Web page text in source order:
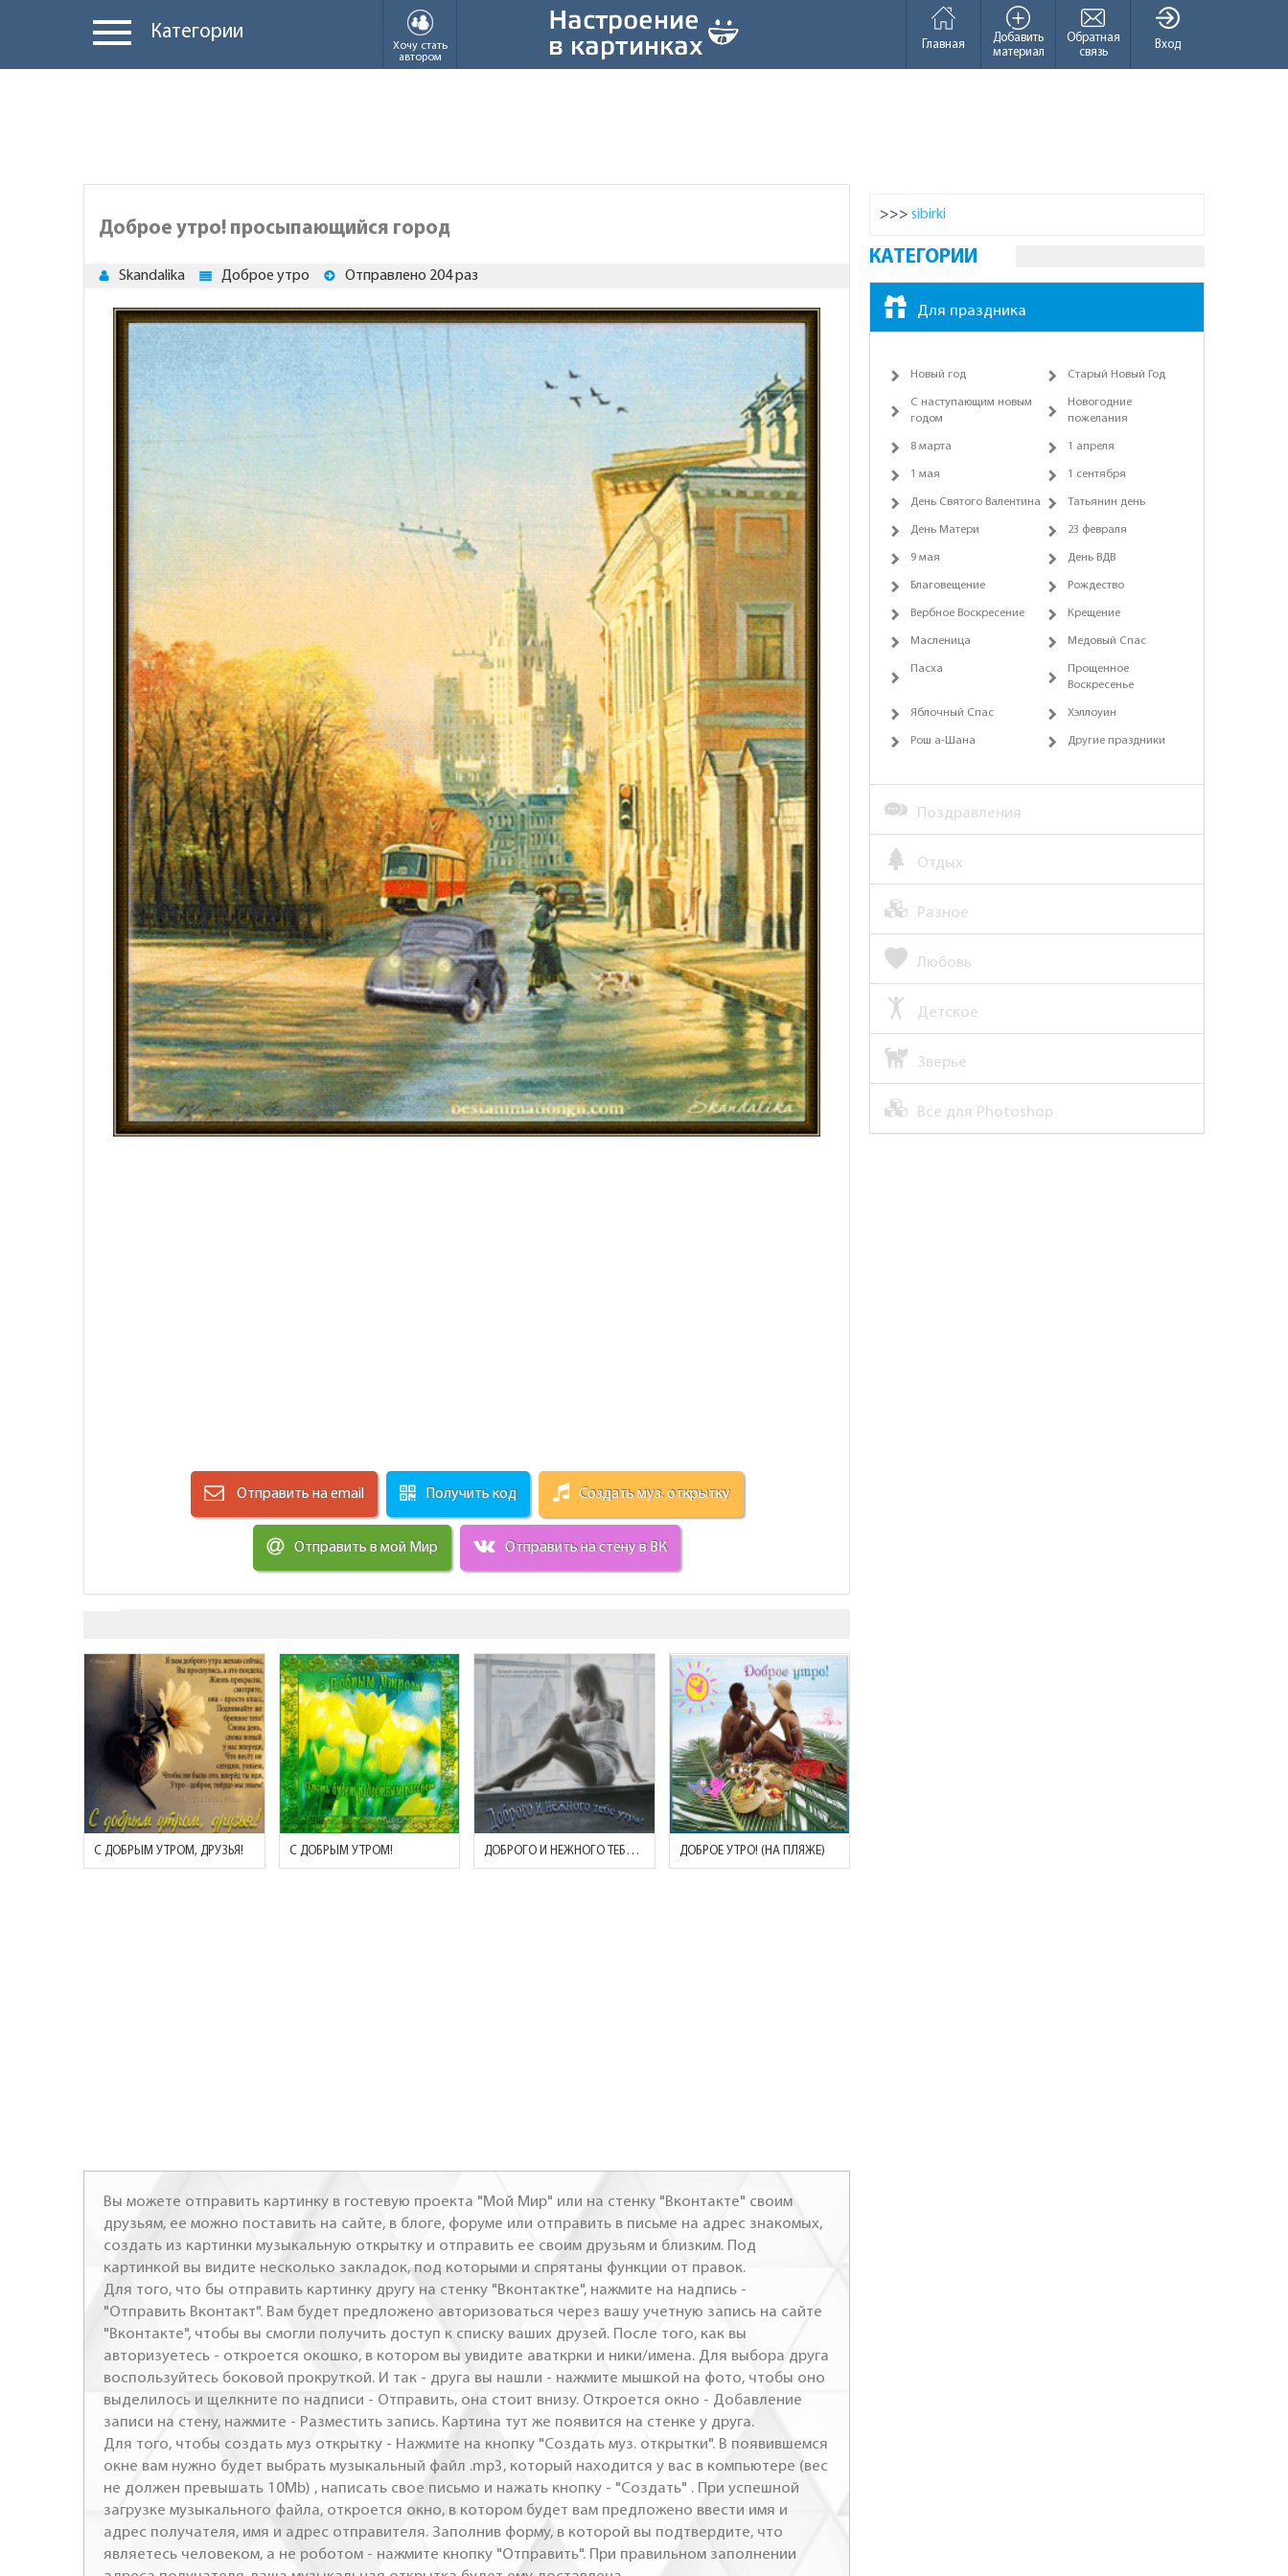
Категории
Хочу стать
автором
Вход
Обратная
связь
Добавить
материал
Главная
Доброе утро! просыпающийся город
Skandalika Доброе утро Отправлено 204 раз
Отправить на email Получить код Создать муз. открытку
Отправить в мой Мир Отправить на стену в ВК
С ДОБРЫМ УТРОМ, ДРУЗЬЯ! С ДОБРЫМ УТРОМ! ДОБРОГО И НЕЖНОГО ТЕБЕ УТРА! ДОБРОЕ УТРО! (НА ПЛЯЖЕ)
Вы можете отправить картинку в гостевую проекта "Мой Мир" или на стенку "Вконтакте" своим
друзьям, ее можно поставить на сайте, в блоге, форуме или отправить в письме на адрес знакомых,
создать из картинки музыкальную открытку и отправить ее своим друзьям и близким. Под
картинкой вы видите несколько закладок, под которыми и спрятаны функции от правок.
Для того, что бы отправить картинку другу на стенку "Вконтактке", нажмите на надпись -
"Отправить Вконтакт". Вам будет предложено авторизоваться через вашу учетную запись на сайте
"Вконтакте", чтобы вы смогли получить доступ к списку ваших друзей. После того, как вы
авторизуетесь - откроется окошко, в котором вы увидите аваткрки и ники/имена. Для выбора друга
воспользуйтесь боковой прокруткой. И так - друга вы нашли - нажмите мышкой на фото, чтобы оно
выделилось и щелкните по надписи - Отправить, она стоит внизу. Откроется окно - Добавление
записи на стену, нажмите - Разместить запись. Картина тут же появится на стенке у друга.
Для того, чтобы создать муз открытку - Нажмите на кнопку "Создать муз. открытки". В появившемся
окне вам нужно будет выбрать музыкальный файл .mp3, который находится у вас в компьютере (вес
не должен превышать 10Mb) , написать свое письмо и нажать кнопку - "Создать" . При успешной
загрузке музыкального файла, откроется окно, в котором будет вам предложено ввести имя и
адрес получателя, имя и адрес отправителя. Заполнив форму, в которой вы подтвердите, что
являетесь человеком, а не роботом - нажмите кнопку "Отправить". При правильном заполнении
>>> sibirki
КАТЕГОРИИ
Для праздника
Новый год Старый Новый Год
С наступающим новым
годом
Новогодние
пожелания
8 марта 1 апреля
1 мая 1 сентября
День Святого Валентина Татьянин день
День Матери 23 февраля
9 мая День ВДВ
Благовещение Рождество
Вербное Воскресение Крещение
Масленица Медовый Спас
Пасха
Прощенное
Воскресенье
Яблочный Спас Хэллоуин
Рош а-Шана Другие праздники
Поздравления
Отдых
Разное
Любовь
Детское
Зверьё
Все для Photoshop